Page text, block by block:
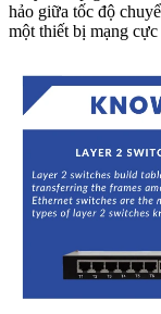
hảo giữa tốc độ
một thiết bị mạng